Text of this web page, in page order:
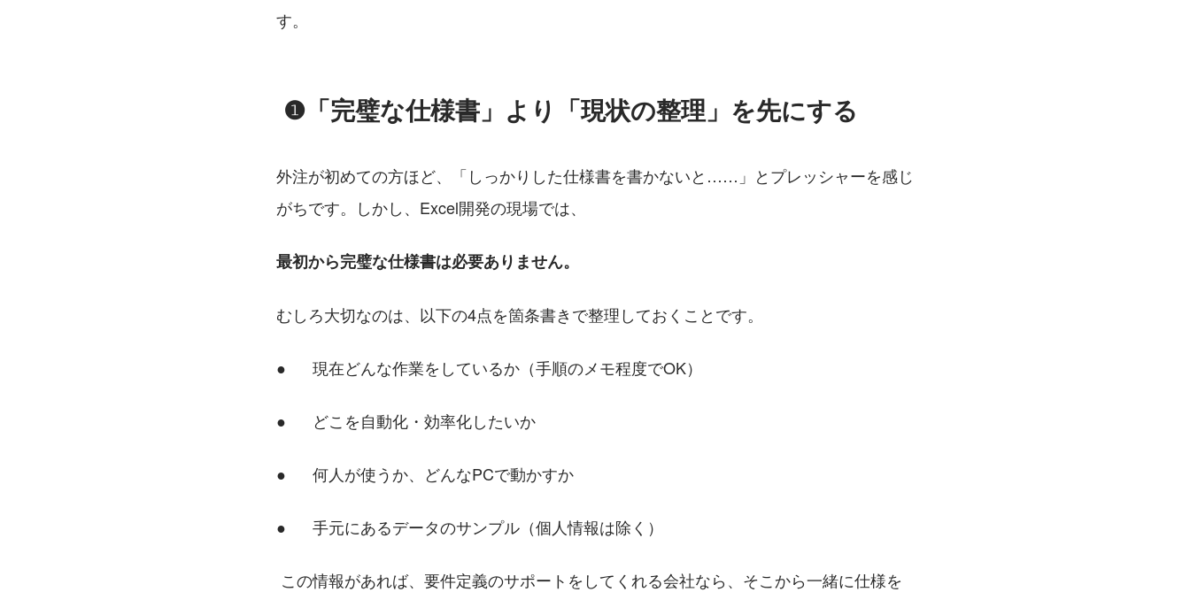
す。
❶「完璧な仕様書」より「現状の整理」を先にする
外注が初めての方ほど、「しっかりした仕様書を書かないと……」とプレッシャーを感じ
がちです。しかし、Excel開発の現場では、
最初から完璧な仕様書は必要ありません。
むしろ大切なのは、以下の4点を箇条書きで整理しておくことです。
●      現在どんな作業をしているか（手順のメモ程度でOK）
●      どこを自動化・効率化したいか
●      何人が使うか、どんなPCで動かすか
●      手元にあるデータのサンプル（個人情報は除く）
この情報があれば、要件定義のサポートをしてくれる会社なら、そこから一緒に仕様を